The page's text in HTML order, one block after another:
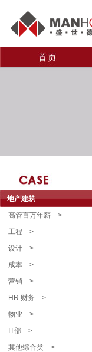
地产建筑
高管百万年薪 >
工程 >
设计 >
成本 >
营销 >
HR.财务 >
物业 >
IT部 >
其他综合类 >